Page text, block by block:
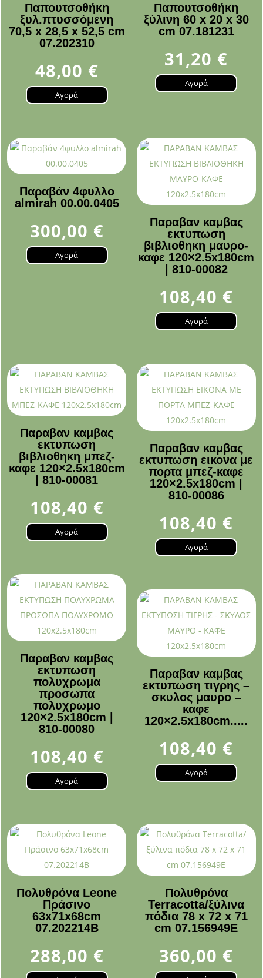
Παπουτσοθήκη
ξυλ.πτυσσόμενη
70,5 x 28,5 x 52,5 cm
07.202310
48,00 €
Αγορά
Παπουτσοθήκη
ξύλινη 60 x 20 x 30
cm 07.181231
31,20 €
Αγορά
Παραβάν 4φυλλο
almirah 00.00.0405
300,00 €
Αγορά
Παραβαν καμβας
εκτυπωση
βιβλιοθηκη μαυρο-
καφε 120×2.5x180cm
| 810-00082
108,40 €
Αγορά
Παραβαν καμβας
εκτυπωση
βιβλιοθηκη μπεζ-
καφε 120×2.5x180cm
| 810-00081
108,40 €
Αγορά
Παραβαν καμβας
εκτυπωση εικονα με
πορτα μπεζ-καφε
120×2.5x180cm |
810-00086
108,40 €
Αγορά
Παραβαν καμβας
εκτυπωση
πολυχρωμα
προσωπα
πολυχρωμο
120×2.5x180cm |
810-00080
108,40 €
Αγορά
Παραβαν καμβας
εκτυπωση τιγρης –
σκυλος μαυρο –
καφε
120×2.5x180cm.....
108,40 €
Αγορά
Πολυθρόνα Leone
Πράσινο
63x71x68cm
07.202214B
288,00 €
Πολυθρόνα
Terracotta/ξύλινα
πόδια 78 x 72 x 71
cm 07.156949E
360,00 €